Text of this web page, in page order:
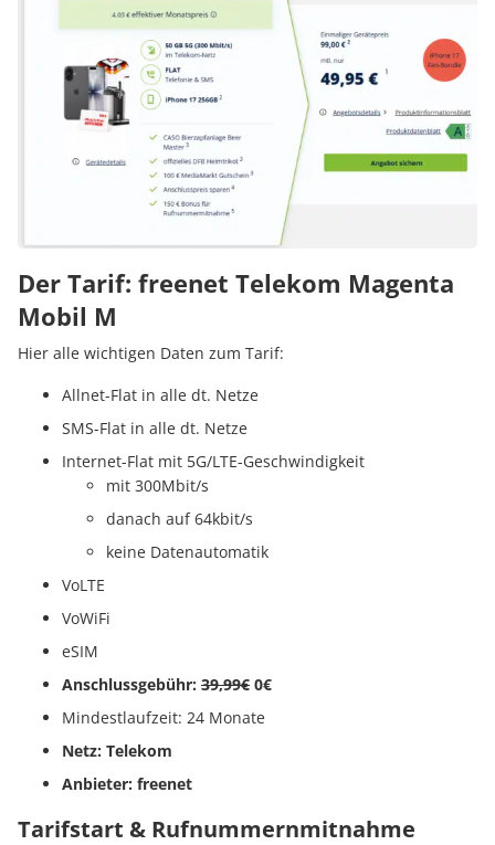
Der Tarif: freenet Telekom Magenta
Mobil M
Hier alle wichtigen Daten zum Tarif:
Allnet-Flat in alle dt. Netze
SMS-Flat in alle dt. Netze
Internet-Flat mit 5G/LTE-Geschwindigkeit
mit 300Mbit/s
danach auf 64kbit/s
keine Datenautomatik
VoLTE
VoWiFi
eSIM
Anschlussgebühr: 39,99€ 0€
Mindestlaufzeit: 24 Monate
Netz: Telekom
Anbieter: freenet
Tarifstart & Rufnummernmitnahme